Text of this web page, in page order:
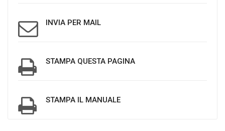
INVIA PER MAIL
STAMPA QUESTA PAGINA
STAMPA IL MANUALE